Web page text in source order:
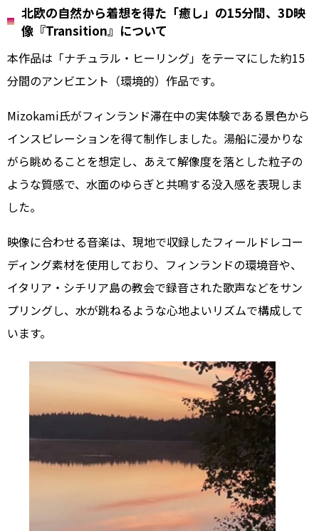
北欧の自然から着想を得た「癒し」の15分間、3D映
像『Transition』について
本作品は「ナチュラル・ヒーリング」をテーマにした約15
分間のアンビエント（環境的）作品です。
Mizokami氏がフィンランド滞在中の実体験である景色から
インスピレーションを得て制作しました。湯船に浸かりな
がら眺めることを想定し、あえて解像度を落とした粒子の
ような質感で、水面のゆらぎと共鳴する没入感を表現しま
した。
映像に合わせる音楽は、現地で収録したフィールドレコー
ディング素材を使用しており、フィンランドの環境音や、
イタリア・シチリア島の教会で録音された歌声などをサン
プリングし、水が跳ねるような心地よいリズムで構成して
います。